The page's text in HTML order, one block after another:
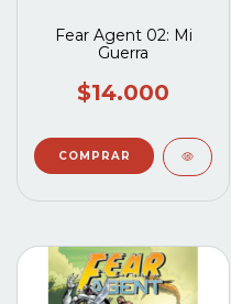
Fear Agent 02: Mi
Guerra
$14.000